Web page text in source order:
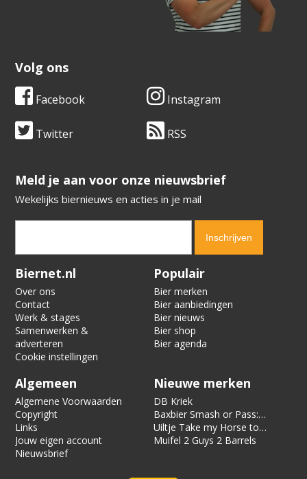
Volg ons
Facebook Instagram
Twitter RSS
​​​​​​​Meld je aan voor onze nieuwsbrief
Wekelijks biernieuws en acties in je mail
Verification code:
Biernet.nl
Over ons
Contact
Werk & stages
Samenwerken &
adverteren
Cookie instellingen
Populair
Bier merken
Bier aanbiedingen
Bier nieuws
Bier shop
Bier agenda
Algemeen
Algemene Voorwaarden
Copyright
Links
Jouw eigen account
Nieuwsbrief
Nieuwe merken
DB Kriek
Baxbier Smash or Pass:
Strata
Uiltje Take my Horse to
the Hotel Room
Muifel 2 Guys 2 Barrels